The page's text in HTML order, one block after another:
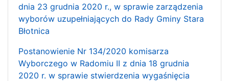
dnia 23 grudnia 2020 r., w sprawie zarządzenia
wyborów uzupełniających do Rady Gminy Stara
Błotnica
Postanowienie Nr 134/2020 komisarza
Wyborczego w Radomiu II z dnia 18 grudnia
2020 r. w sprawie stwierdzenia wygaśnięcia